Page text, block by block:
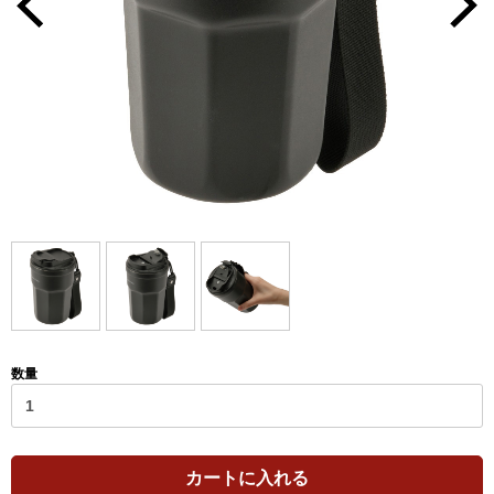
数量
カートに入れる